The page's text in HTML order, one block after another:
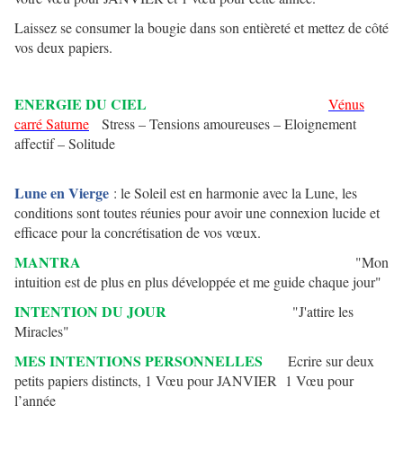
Laissez se consumer la bougie dans son entièreté et mettez de côté
vos deux papiers.
ENERGIE DU CIEL
Vénus
carré Saturne Stress – Tensions amoureuses – Eloignement
affectif – Solitude
Lune en Vierge : le Soleil est en harmonie avec la Lune, les
conditions sont toutes réunies pour avoir une connexion lucide et
efficace pour la concrétisation de vos vœux.
MANTRA
"Mon
intuition est de plus en plus développée et me guide chaque jour"
INTENTION DU JOUR
"J'attire les
Miracles"
MES INTENTIONS PERSONNELLES Ecrire sur deux
petits papiers distincts, 1 Vœu pour JANVIER 1 Vœu pour
l’année